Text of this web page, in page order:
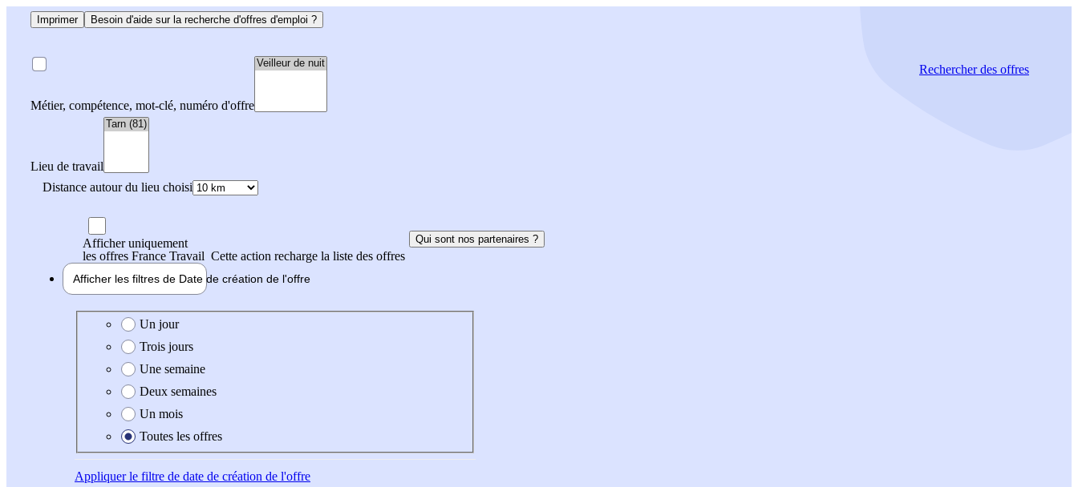
Imprimer Besoin d'aide sur la recherche d'offres d'emploi ?
Métier, compétence, mot-clé, numéro d'offre
Lieu de travail
Distance autour du lieu choisi
Rechercherdes offres
Afficher uniquement
les offres France Travail Cette action recharge la liste des offres
Qui sont nos partenaires ?
Afficher les filtres de Date de création de l'offre
Date de création de l'offre
Un jour
Trois jours
Une semaine
Deux semaines
Un mois
Toutes les offres
Appliquerle filtre de date de création de l'offre